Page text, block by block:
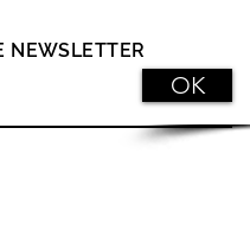
NEWSLETTER
OK